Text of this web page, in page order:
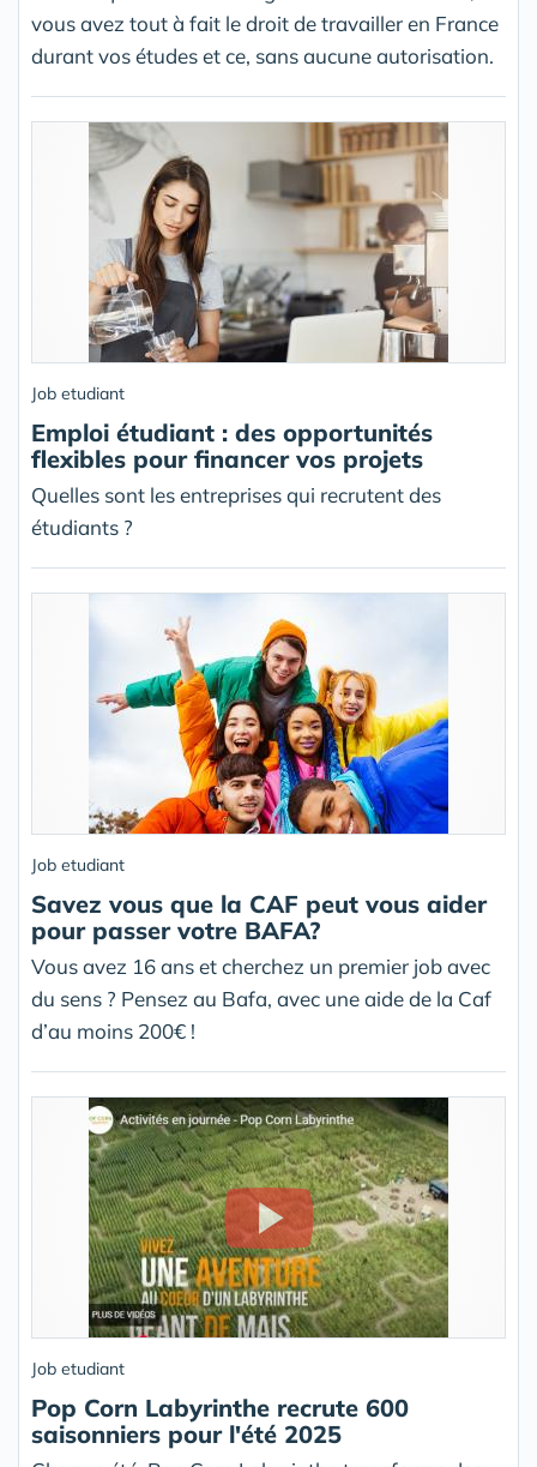
vous avez tout à fait le droit de travailler en France
durant vos études et ce, sans aucune autorisation.
Job etudiant
Emploi étudiant : des opportunités
flexibles pour financer vos projets
Quelles sont les entreprises qui recrutent des
étudiants ?
Job etudiant
Savez vous que la CAF peut vous aider
pour passer votre BAFA?
Vous avez 16 ans et cherchez un premier job avec
du sens ? Pensez au Bafa, avec une aide de la Caf
d’au moins 200€ !
Job etudiant
Pop Corn Labyrinthe recrute 600
saisonniers pour l'été 2025